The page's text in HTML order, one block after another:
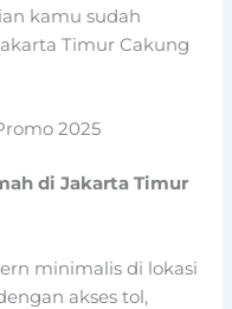
kamu sudah
Timur Cakung
2025
di Jakarta Timur
minimalis di lokasi
akses tol,